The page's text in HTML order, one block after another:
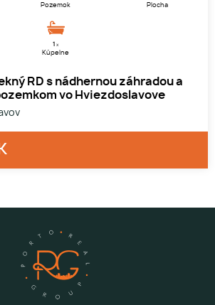
Pozemok Plocha
1 x
Kúpelne
RD s nádhernou záhradou a
vo Hviezdoslavove